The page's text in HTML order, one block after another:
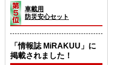
車載用
防災安心セット
「情報誌 MiRAKUU」に
掲載されました！